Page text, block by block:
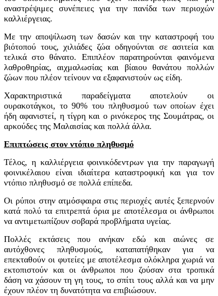
αναστρέψιμες συνέπειες για την πανίδα των περιοχών
καλλιέργειας.
Με την αποψίλωση των δασών και την καταστροφή του
βιότοπού τους, χιλιάδες ζώα οδηγούνται σε ασιτεία και
τελικά στο θάνατο. Επιπλέον παρατηρούνται φαινόμενα
λαθροθηρίας, αιχμαλωσίας και βίαιου θανάτου πολλών
ζώων που πλέον τείνουν να εξαφανιστούν ως είδη.
Χαρακτηριστικά παραδείγματα αποτελούν οι
ουρακοτάγκοι, το 90% του πληθυσμού των οποίων έχει
ήδη αφανιστεί, η τίγρη και ο ρινόκερος της Σουμάτρας, οι
αρκούδες της Μαλαισίας και πολλά άλλα.
Επιπτώσεις στον ντόπιο πληθυσμό
Τέλος, η καλλιέργεια φοινικόδεντρων για την παραγωγή
φοινικέλαιου είναι ιδιαίτερα καταστροφική και για τον
ντόπιο πληθυσμό σε πολλά επίπεδα.
Οι ρύποι στην ατμόσφαιρα στις περιοχές αυτές ξεπερνούν
κατά πολύ τα επιτρεπτά όρια με αποτέλεσμα οι άνθρωποι
να αντιμετωπίζουν σοβαρά προβλήματα υγείας.
Πολλές εκτάσεις που ανήκαν εδώ και αιώνες σε
αυτόχθονες πληθυσμούς, καταπατήθηκαν για να
επεκταθούν οι φυτείες με αποτέλεσμα ολόκληρα χωριά να
εκτοπιστούν και οι άνθρωποι που ζούσαν στα τροπικά
δάση να χάσουν τη γη τους, το σπίτι τους αλλά και να μην
έχουν πλέον τη δυνατότητα να επιβιώσουν.